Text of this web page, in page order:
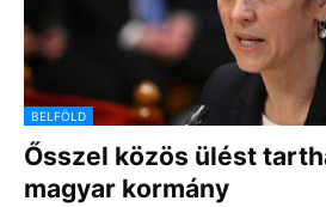
BELFÖLD
Ősszel közös ülést
magyar kormány